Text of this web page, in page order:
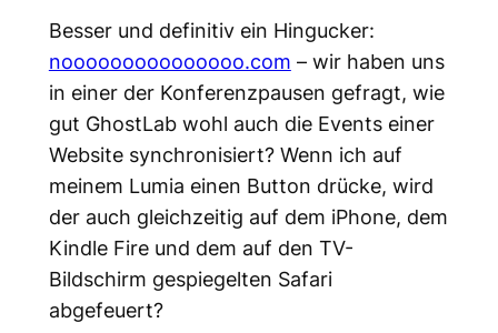
Besser und definitiv ein Hingucker:
nooooooooooooooo.com – wir haben uns
in einer der Konferenzpausen gefragt, wie
gut GhostLab wohl auch die Events einer
Website synchronisiert? Wenn ich auf
meinem Lumia einen Button drücke, wird
der auch gleichzeitig auf dem iPhone, dem
Kindle Fire und dem auf den TV-
Bildschirm gespiegelten Safari
abgefeuert?